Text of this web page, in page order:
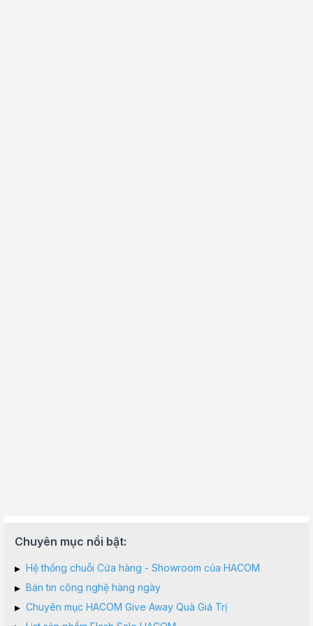
Chuyên mục nổi bật:
▸ Hệ thống chuỗi Cửa hàng - Showroom của HACOM
▸ Bản tin công nghệ hàng ngày
▸ Chuyên mục HACOM Give Away Quà Giá Trị